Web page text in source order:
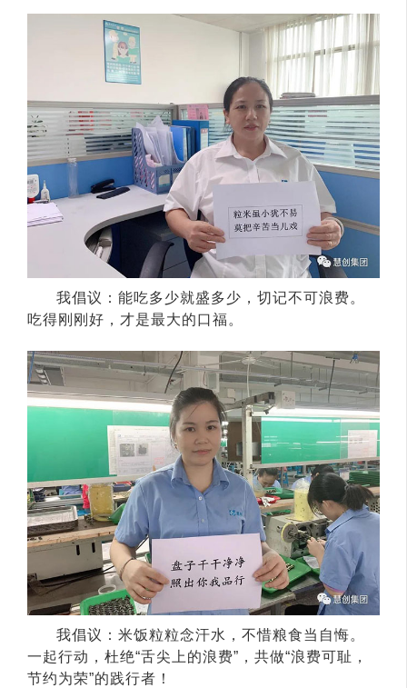
我倡议：能吃多少就盛多少，切记不可浪费。
吃得刚刚好，才是最大的口福。
我倡议：米饭粒粒念汗水，不惜粮食当自悔。
一起行动，杜绝“舌尖上的浪费”，共做“浪费可耻，
节约为荣”的践行者！